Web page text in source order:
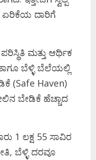
ಏರಿಕೆಯ ದಾರಿಗೆ
ಮತ್ತು ಆರ್ಥಿಕ
ಬೆಳ್ಳಿ ಬೆಲೆಯಲ್ಲಿ
(Safe Haven)
ಬೇಡಿಕೆ ಹೆಚ್ಚಾದ
1 ಲಕ್ಷ 55 ಸಾವಿರ
ಬೆಳ್ಳಿ ದರವೂ